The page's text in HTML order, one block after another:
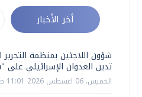
أخر الأخبار
شؤون اللاجئين بمنظمة
تدين العدوان الإسرائيلي على
الخميس، 06 اغسطس 2026 11:01 ص